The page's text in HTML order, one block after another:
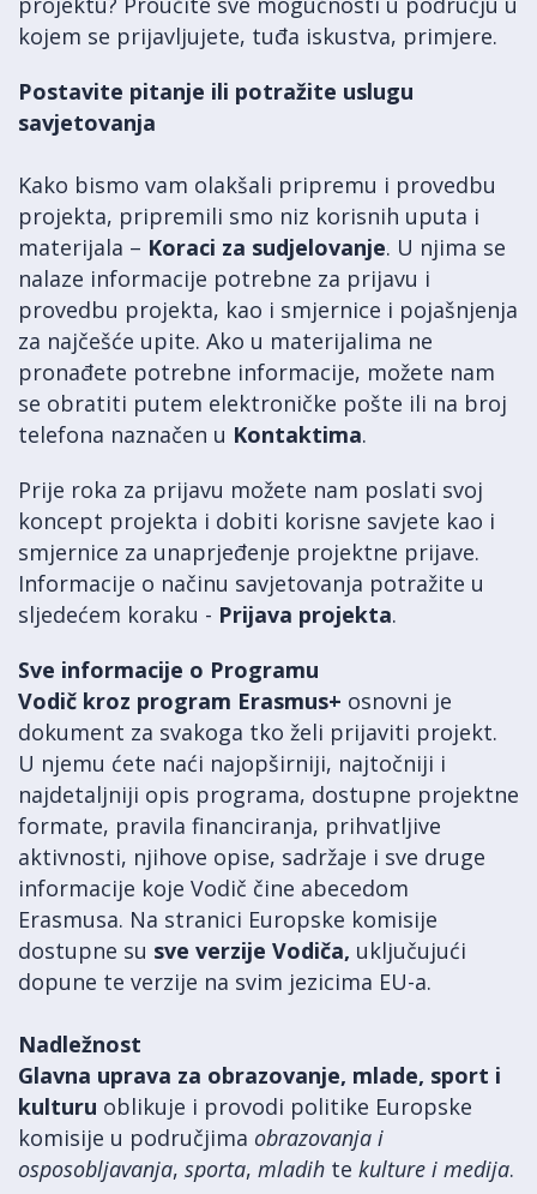
kojem se prijavljujete, tuđa iskustva, primjere.
Postavite pitanje ili potražite uslugu
savjetovanja
Kako bismo vam olakšali pripremu i provedbu
projekta, pripremili smo niz korisnih uputa i
materijala – Koraci za sudjelovanje. U njima se
nalaze informacije potrebne za prijavu i
provedbu projekta, kao i smjernice i pojašnjenja
za najčešće upite. Ako u materijalima ne
pronađete potrebne informacije, možete nam
se obratiti putem elektroničke pošte ili na broj
telefona naznačen u Kontaktima.
Prije roka za prijavu možete nam poslati svoj
koncept projekta i dobiti korisne savjete kao i
smjernice za unaprjeđenje projektne prijave.
Informacije o načinu savjetovanja potražite u
sljedećem koraku - Prijava projekta.
Sve informacije o Programu
Vodič kroz program Erasmus+ osnovni je
dokument za svakoga tko želi prijaviti projekt.
U njemu ćete naći najopširniji, najtočniji i
najdetaljniji opis programa, dostupne projektne
formate, pravila financiranja, prihvatljive
aktivnosti, njihove opise, sadržaje i sve druge
informacije koje Vodič čine abecedom
Erasmusa. Na stranici Europske komisije
dostupne su sve verzije Vodiča, uključujući
dopune te verzije na svim jezicima EU-a.
Nadležnost
Glavna uprava za obrazovanje, mlade, sport i
kulturu oblikuje i provodi politike Europske
komisije u područjima obrazovanja i
osposobljavanja, sporta, mladih te kulture i medija.